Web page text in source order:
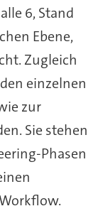
6, Stand
Ebene,
Zugleich
einzelnen
zur
Sie stehen
Phasen